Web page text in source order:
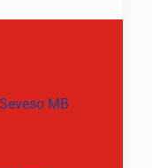
MB